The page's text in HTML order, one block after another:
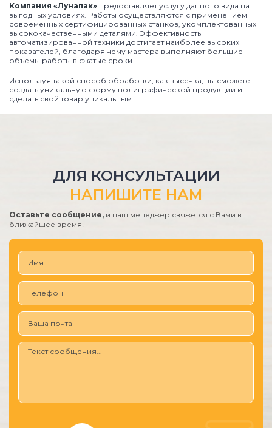
Компания «Лунапак» предоставляет услугу данного вида на
выгодных условиях. Работы осуществляются с применением
современных сертифицированных станков, укомплектованных
высококачественными деталями. Эффективность
автоматизированной техники достигает наиболее высоких
показателей, благодаря чему мастера выполняют большие
объемы работы в сжатые сроки.
Используя такой способ обработки, как высечка, вы сможете
создать уникальную форму полиграфической продукции и
сделать свой товар уникальным.
ДЛЯ КОНСУЛЬТАЦИИ
НАПИШИТЕ НАМ
Оставьте сообщение, и наш менеджер свяжется с Вами в
ближайшее время!